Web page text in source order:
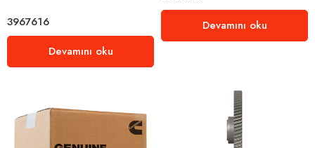
3967616
Devamını oku
Devamını oku